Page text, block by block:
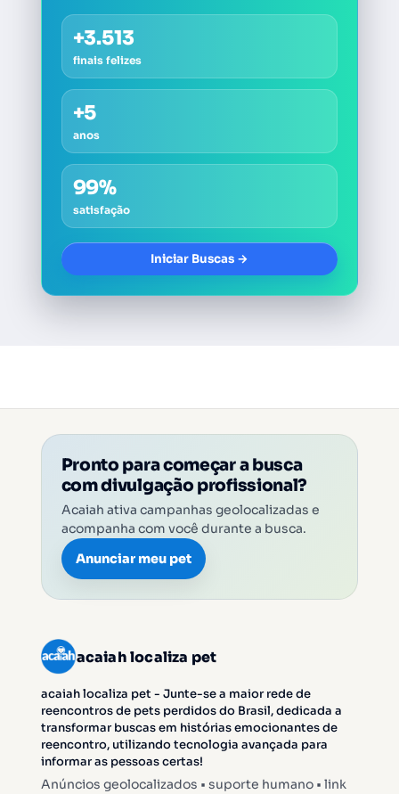
+3.513
finais felizes
+5
anos
99%
satisfação
Iniciar Buscas →
Pronto para começar a busca
com divulgação profissional?
Acaiah ativa campanhas geolocalizadas e
acompanha com você durante a busca.
Anunciar meu pet
acaiah localiza pet
acaiah localiza pet - Junte-se a maior rede de
reencontros de pets perdidos do Brasil, dedicada a
transformar buscas em histórias emocionantes de
reencontro, utilizando tecnologia avançada para
informar as pessoas certas!
Anúncios geolocalizados • suporte humano • link